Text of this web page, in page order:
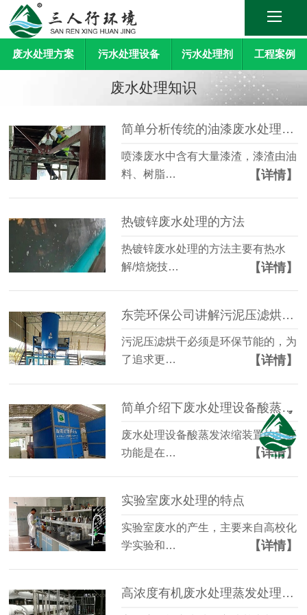
废水处理方案 污水处理设备 污水处理剂 工程案例
废水处理知识
简单分析传统的油漆废水处理方法
喷漆废水中含有大量漆渣，漆渣由油
料、树脂…
【详情】
热镀锌废水处理的方法
热镀锌废水处理的方法主要有热水
解/焙烧技…
【详情】
东莞环保公司讲解污泥压滤烘干的原则
污泥压滤烘干必须是环保节能的，为
了追求更…
【详情】
简单介绍下废水处理设备酸蒸发浓缩装置
废水处理设备酸蒸发浓缩装置的主要
功能是在…
【详情】
实验室废水处理的特点
实验室废水的产生，主要来自高校化
学实验和…
【详情】
高浓度有机废水处理蒸发处理时遇到的问题